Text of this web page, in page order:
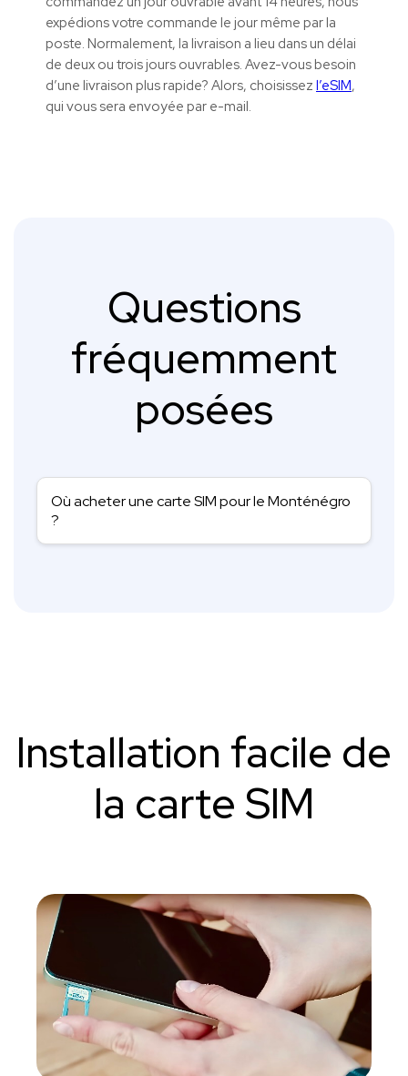
expédions votre commande le jour même par la
poste. Normalement, la livraison a lieu dans un délai
de deux ou trois jours ouvrables. Avez-vous besoin
d’une livraison plus rapide? Alors, choisissez l’eSIM,
qui vous sera envoyée par e-mail.
Questions
fréquemment
posées
Où acheter une carte SIM pour le Monténégro
?
Installation facile de
la carte SIM